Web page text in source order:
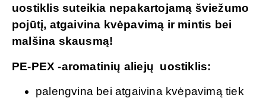
uostiklis suteikia nepakartojamą šviežumo
pojūtį, atgaivina kvėpavimą ir mintis bei
malšina skausmą!
PE-PEX -aromatinių aliejų uostiklis:
palengvina bei atgaivina kvėpavimą tiek